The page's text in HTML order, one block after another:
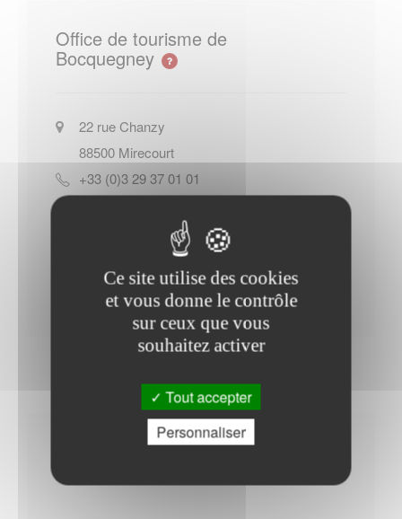
Office de tourisme de
Bocquegney
22 rue Chanzy
88500 Mirecourt
+33 (0)3 29 37 01 01
Contacter l'office de tourisme
Horaires Mairie
Ce site utilise des cookies
et vous donne le contrôle
sur ceux que vous
souhaitez activer
Tout accepter
Personnaliser